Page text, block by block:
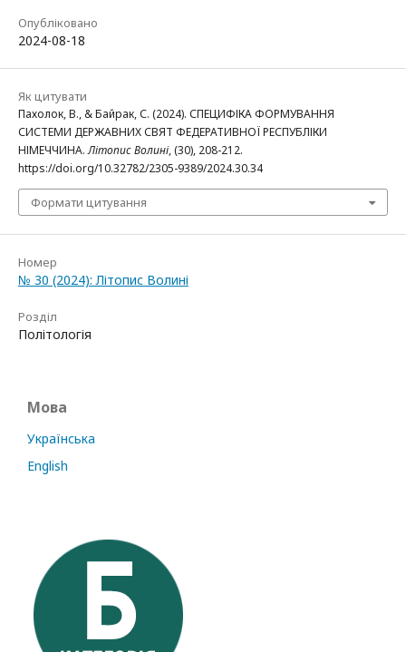
Опубліковано
2024-08-18
Як цитувати
Пахолок, В., & Байрак, С. (2024). СПЕЦИФІКА ФОРМУВАННЯ
СИСТЕМИ ДЕРЖАВНИХ СВЯТ ФЕДЕРАТИВНОЇ РЕСПУБЛІКИ
НІМЕЧЧИНА.Літопис Волині, (30), 208-212.
https://doi.org/10.32782/2305-9389/2024.30.34
Формати цитування
Номер
№ 30 (2024): Літопис Волині
Розділ
Політологія
Мова
Українська
English